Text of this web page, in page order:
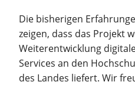
Die bisherigen
zeigen, dass das Projekt
Weiterentwicklung
Services an den
des Landes liefert. Wir